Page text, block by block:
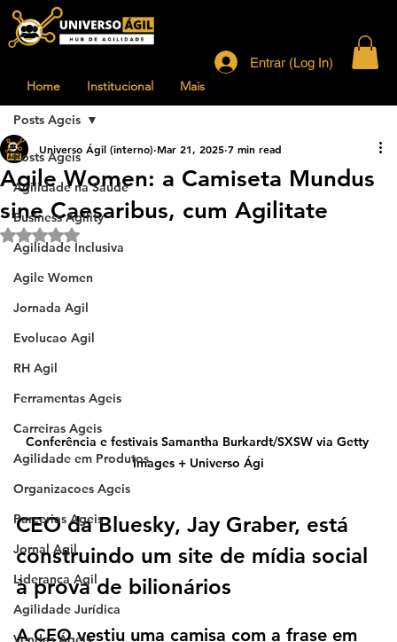
Home Institucional Mais
Entrar (Log In)
Posts Ageis
Agilidade na Saude
Business Agility
Agilidade Inclusiva
Agile Women
Jornada Agil
Evolucao Agil
RH Agil
Ferramentas Ageis
Carreiras Ageis
Agilidade em Produtos
Organizacoes Ageis
Parcerias Ageis
Jornal Agil
Lideranca Agil
Agilidade Jurídica
Posts Ageis
Agile Women: a Camiseta Mundus
sine Caesaribus, cum Agilitate
Universo Ágil (interno) Mar 21, 2025 7 min read
Rated NaN out of 5 stars.
Conferência e festivais Samantha Burkardt/SXSW via Getty
Images + Universo Ági
CEO da Bluesky, Jay Graber, está
construindo um site de mídia social
à prova de bilionários
A CEO vestiu uma camisa com a frase em